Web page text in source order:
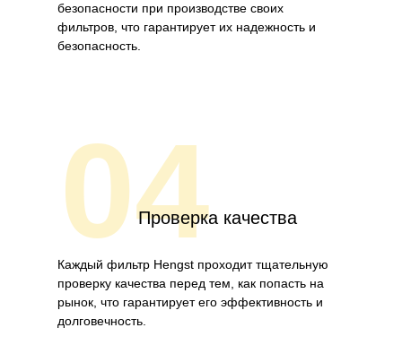
безопасности при производстве своих
фильтров, что гарантирует их надежность и
безопасность.
04Проверка качества
Каждый фильтр Hengst проходит тщательную
проверку качества перед тем, как попасть на
рынок, что гарантирует его эффективность и
долговечность.